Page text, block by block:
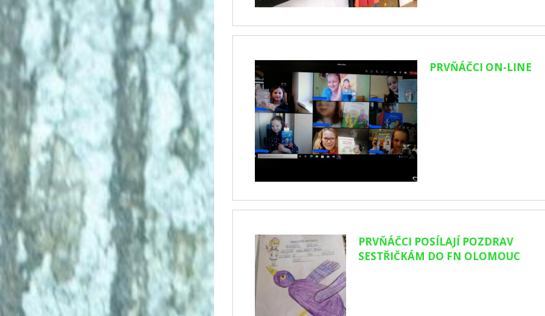
PRVŇÁČCI ON-LINE
PRVŇÁČCI POSÍLAJÍ POZDRAV
SESTŘIČKÁM DO FN OLOMOUC